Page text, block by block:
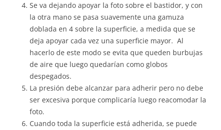
Se va dejando apoyar la foto sobre el bastidor, y con
la otra mano se pasa suavemente una gamuza
doblada en 4 sobre la superficie, a medida que se
deja apoyar cada vez una superficie mayor. Al
hacerlo de este modo se evita que queden burbujas
de aire que luego quedarían como globos
despegados.
La presión debe alcanzar para adherir pero no debe
ser excesiva porque complicaría luego reacomodar la
foto.
Cuando toda la superficie está adherida, se puede